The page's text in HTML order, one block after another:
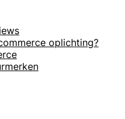
oplichting?